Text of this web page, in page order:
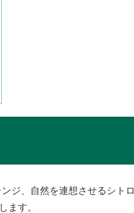
ジ、自然を連想させるシトロ
ます。